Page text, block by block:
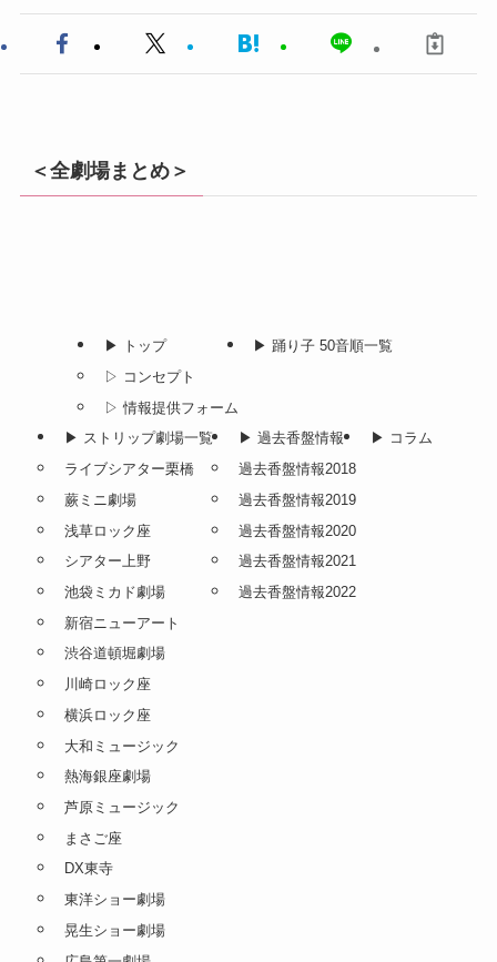
＜全劇場まとめ＞
▶︎ トップ
▷ コンセプト
▷ 情報提供フォーム
▶︎ 踊り子 50音順一覧
▶︎ ストリップ劇場一覧
ライブシアター栗橋
蕨ミニ劇場
浅草ロック座
シアター上野
池袋ミカド劇場
新宿ニューアート
渋谷道頓堀劇場
川崎ロック座
横浜ロック座
大和ミュージック
熱海銀座劇場
芦原ミュージック
まさご座
DX東寺
東洋ショー劇場
晃生ショー劇場
▶︎ 過去香盤情報
過去香盤情報2018
過去香盤情報2019
過去香盤情報2020
過去香盤情報2021
過去香盤情報2022
▶︎ コラム